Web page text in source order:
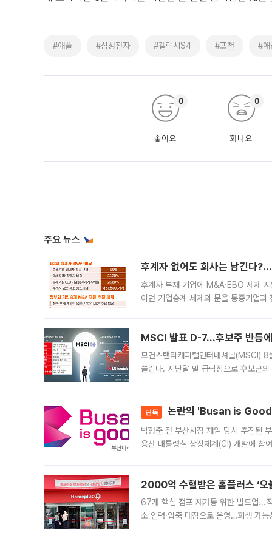
#애플 #삼성전자 #갤럭시S4 #포천 #애
좋아요
0
화나요
0
주요 뉴스
후계자 없어도 회사는 남긴다
후계자 부재 기업에 M&A·EBO 세제
이던 기업승계 세제의 문을 동종기업
MSCI 발표 D-7…후보주 반등
모건스탠리캐피털인터내셔널(MSCI)
쏠린다. 지난달 말 급락장으로 후보군
단독 논란의 'Busan is
박형준 전 부산시장 재임 당시 추진된
용산 대통령실 상징체계(CI) 개발에 참
2000억 수혈받은 홈플러스 ‘오
67개 핵심 점포 재가동 위한 빌드업...
소 인력·압축 매장으로 운영…회생 가